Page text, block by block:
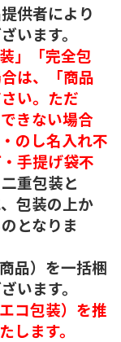
供者により
います。
」「完全包
は、「商品
い。ただ
きない場合
のし名入れ不
手提げ袋不
二重包装と
包装の上か
となりま
品）を一括梱
います。
コ包装）を推
します。